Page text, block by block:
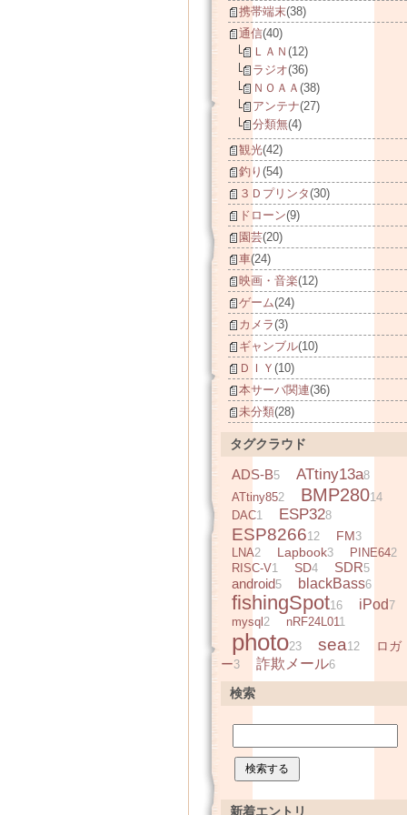
携帯端末(38)
通信(40)
ＬＡＮ (12)
ラジオ(36)
ＮＯＡＡ (38)
アンテナ(27)
分類無(4)
観光(42)
釣り (54)
３Ｄプリンタ(30)
ドローン(9)
園芸(20)
車(24)
映画・音楽(12)
ゲーム(24)
カメラ(3)
ギャンブル(10)
ＤＩＹ (10)
本サーバ関連(36)
未分類(28)
タグクラウド
ADS-B5 ATtiny13a8
ATtiny852 BMP28014
DAC1 ESP328
ESP826612 FM3
LNA2 Lapbook3 PINE642
RISC-V1 SD4 SDR5
android5 blackBass6
fishingSpot16 iPod7
mysql 2 nRF24L011
photo23 sea12
ロガ
ー3 詐欺メール6
検索
新着エントリ